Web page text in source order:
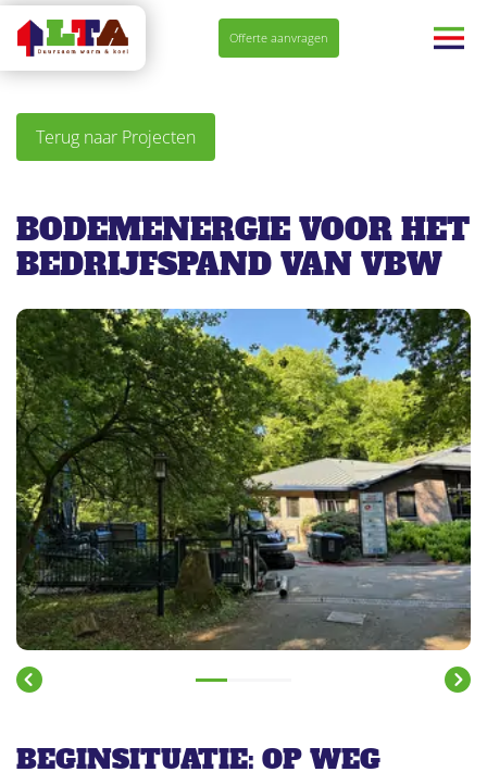
Navigatie
overslaan
Offerte aanvragen
Terug naar Projecten
BODEMENERGIE VOOR HET
BEDRIJFSPAND VAN VBW
Vorige
BEGINSITUATIE: OP WEG